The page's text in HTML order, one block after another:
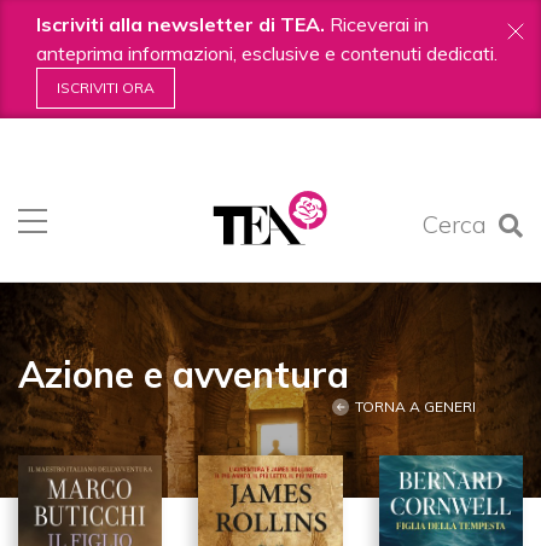
Iscriviti alla newsletter di TEA. Riceverai in
anteprima informazioni, esclusive e contenuti dedicati.
ISCRIVITI ORA
Cerca
contenuti.
|
navigazione
Azione e avventura
TORNA A GENERI
416IN AZIONE E AVVENTURA